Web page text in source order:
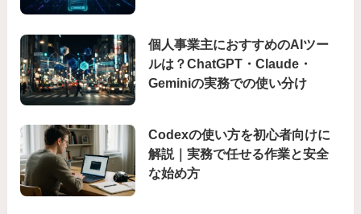
個人事業主におすすめのAIツー
ルは？ChatGPT・Claude・
Geminiの実務での使い分け
Codexの使い方を初心者向けに
解説｜実務で任せる作業と安全
な始め方